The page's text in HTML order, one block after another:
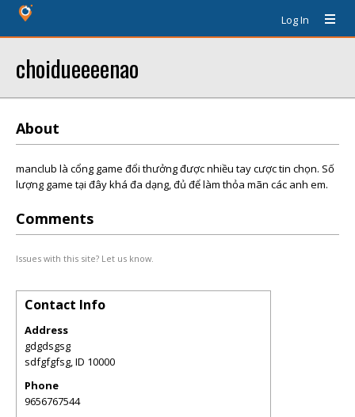
Log In
choidueeeenao
About
manclub là cổng game đổi thưởng được nhiều tay cược tin chọn. Số
lượng game tại đây khá đa dạng, đủ để làm thỏa mãn các anh em.
Comments
Issues with this site? Let us know.
Contact Info
Address
gdgdsgsg
sdfgfgfsg,ID 10000
Phone
9656767544